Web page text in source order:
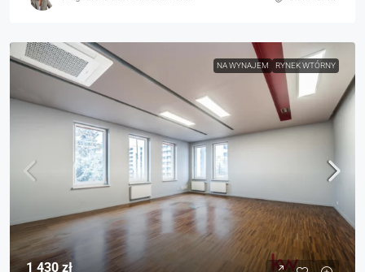
NA WYNAJEM RYNEK WTÓRNY
1 430 zł